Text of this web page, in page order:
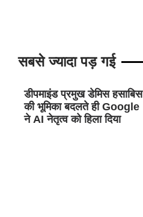
सबसे ज्यादा पड़ गई
डीपमाइंड प्रमुख डेमिस हसाबिस
की भूमिका बदलते ही Google
ने AI नेतृत्व को हिला दिया